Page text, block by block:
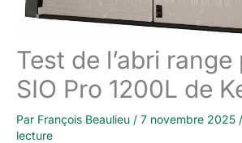
Test de l’abri
SIO Pro 1200L de
Par François Beaulieu / 7 novembre 2025 /
lecture